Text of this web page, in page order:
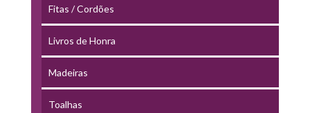
Fitas / Cordões
Livros de Honra
Madeiras
Toalhas